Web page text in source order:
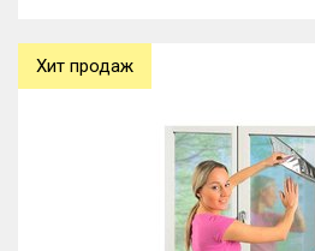
Хит продаж